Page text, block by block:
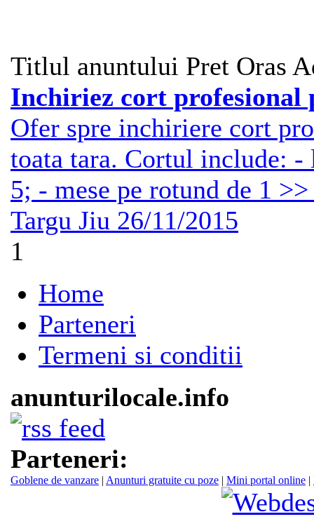
Titlul anuntului Pret Oras
Inchiriez cort profesional
Ofer spre inchiriere cort
toata tara. Cortul include:
5; - mese pe rotund de 1
Targu Jiu 26/11/2015
1
Home
Parteneri
Termeni si conditii
anunturilocale.info
Parteneri:
Goblene de vanzare | Anunturi gratuite cu poze | Mini portal online |